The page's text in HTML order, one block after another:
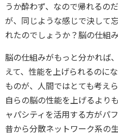
うか酔わず、なので帰れるの
が、同じような感じで決して
れたのでしょうか？脳の仕組
脳の仕組みがもっと分かれば
えて、性能を上げられるのに
ものが、人間ではとても考え
自らの脳の性能を上げるより
ャパシティを活用する方がパ
昔から分散ネットワーク系の